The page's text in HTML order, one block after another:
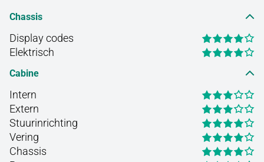
Chassis
Display codes
Elektrisch
Cabine
Intern
Extern
Stuurinrichting
Vering
Chassis